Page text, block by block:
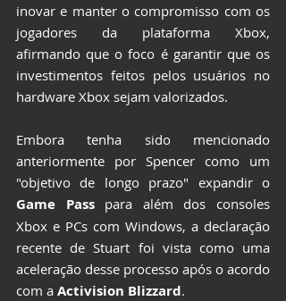
inovar e manter o compromisso com os
jogadores da plataforma Xbox,
afirmando que o foco é garantir que os
investimentos feitos pelos usuários no
hardware Xbox sejam valorizados.
Embora tenha sido mencionado
anteriormente por Spencer como um
Game Pass para além dos consoles
Xbox e PCs com Windows, a declaração
recente de Stuart foi vista como uma
aceleração desse processo após o acordo
com a Activision Blizzard.